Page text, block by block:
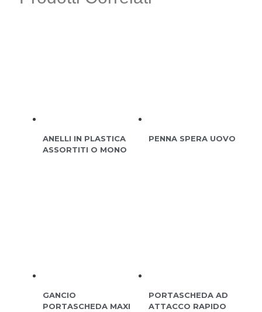
ANELLI IN PLASTICA
ASSORTITI O MONO
PENNA SPERA UOVO
GANCIO
PORTASCHEDA MAXI
PORTASCHEDA AD
ATTACCO RAPIDO